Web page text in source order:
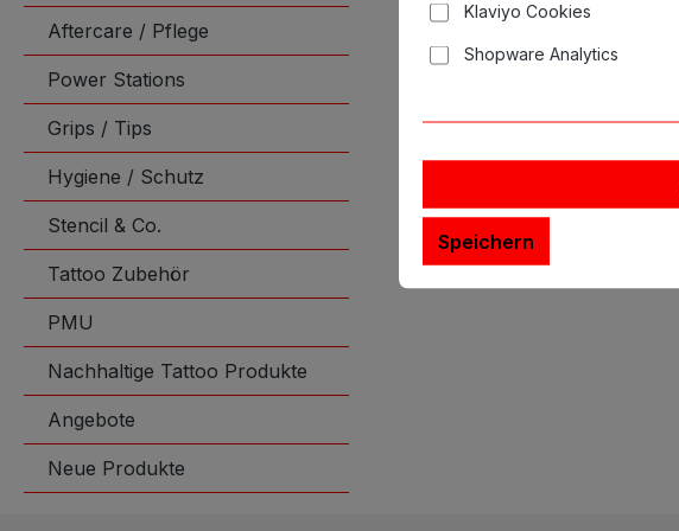
Aftercare / Pflege
Power Stations
Grips / Tips
Hygiene / Schutz
Stencil & Co.
Tattoo Zubehör
PMU
Nachhaltige Tattoo Produkte
Angebote
Neue Produkte
Klaviyo Cookies
Shopware Analytics
Speichern